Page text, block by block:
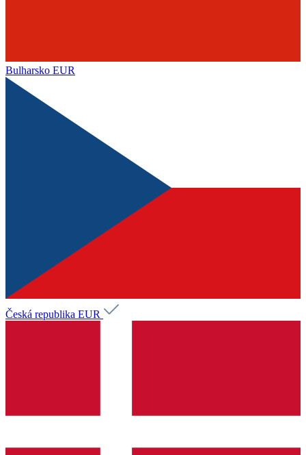
Bulharsko EUR
Česká republika EUR